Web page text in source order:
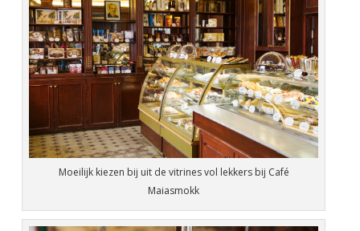
Moeilijk kiezen bij uit de vitrines vol lekkers bij Café
Maiasmokk